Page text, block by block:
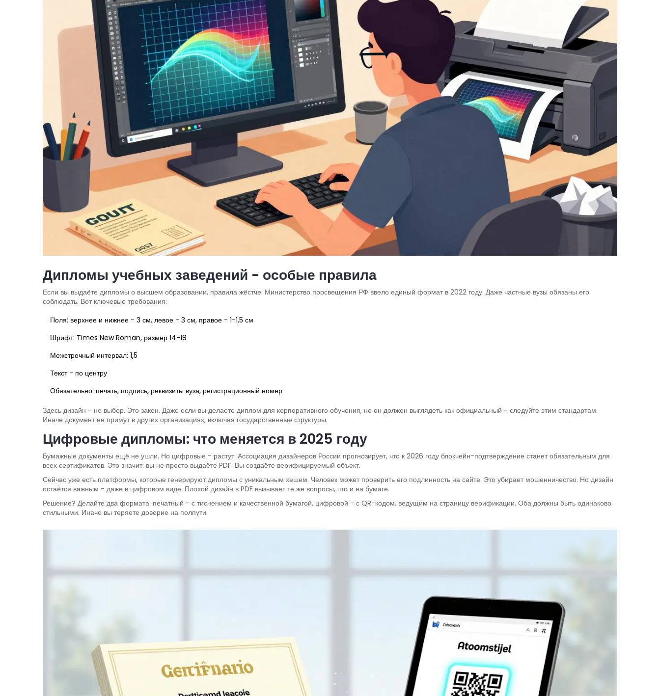
Дипломы учебных заведений - особые правила
Если вы выдаёте дипломы о высшем образовании, правила жёстче. Министерство просвещения РФ ввело единый формат в 2022 году. Даже частные вузы обязаны его
соблюдать. Вот ключевые требования:
Поля: верхнее и нижнее - 3 см, левое - 3 см, правое - 1-1,5 см
Шрифт: Times New Roman, размер 14-18
Межстрочный интервал: 1,5
Текст - по центру
Обязательно: печать, подпись, реквизиты вуза, регистрационный номер
Здесь дизайн - не выбор. Это закон. Даже если вы делаете диплом для корпоративного обучения, но он должен выглядеть как официальный - следуйте этим стандартам.
Иначе документ не примут в других организациях, включая государственные структуры.
Цифровые дипломы: что меняется в 2025 году
Бумажные документы ещё не ушли. Но цифровые - растут. Ассоциация дизайнеров России прогнозирует, что к 2026 году блокчейн-подтверждение станет обязательным для
всех сертификатов. Это значит: вы не просто выдаёте PDF. Вы создаёте верифицируемый объект.
Сейчас уже есть платформы, которые генерируют дипломы с уникальным хешем. Человек может проверить его подлинность на сайте. Это убирает мошенничество. Но дизайн
остаётся важным - даже в цифровом виде. Плохой дизайн в PDF вызывает те же вопросы, что и на бумаге.
Решение? Делайте два формата: печатный - с тиснением и качественной бумагой, цифровой - с QR-кодом, ведущим на страницу верификации. Оба должны быть одинаково
стильными. Иначе вы теряете доверие на полпути.